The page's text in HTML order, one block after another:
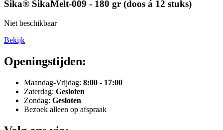
Sika® SikaMelt-009 - 180 gr (doos á 12 stuks)
Niet beschikbaar
Bekijk
Openingstijden:
Maandag-Vrijdag: 8:00 - 17:00
Zaterdag: Gesloten
Zondag: Gesloten
Bezoek alleen op afspraak